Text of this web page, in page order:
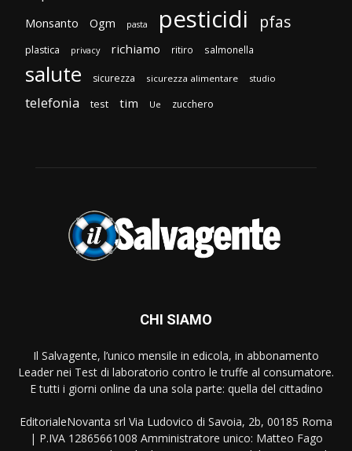
Monsanto Ogm pasta pesticidi pfas
plastica privacy richiamo ritiro salmonella
salute sicurezza sicurezza alimentare studio
telefonia test tim Ue zucchero
CHI SIAMO
Il Salvagente, l’unico mensile in edicola, in abbonamento
Leader nei Test di laboratorio contro le truffe al consumatore.
E tutti i giorni online da una sola parte: quella del cittadino
EditorialeNovanta srl Via Ludovico di Savoia, 2b, 00185 Roma
| P.IVA 12865661008 Amministratore unico: Matteo Fago